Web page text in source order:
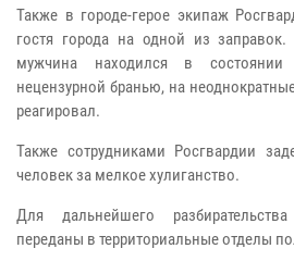
Также в городе-герое экипаж
гостя города на одной из
мужчина находился в состоянии
нецензурной бранью, на
реагировал.
Также сотрудниками Росгвардии
человек за мелкое хулиганство.
Для дальнейшего
переданы в территориальные отделы